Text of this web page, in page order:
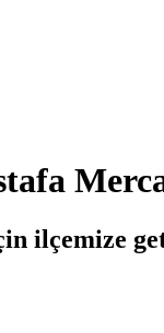
ilçemize